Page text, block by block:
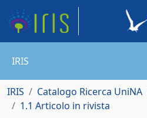
IRIS
IRIS Catalogo Ricerca UniNA
1.1 Articolo in rivista